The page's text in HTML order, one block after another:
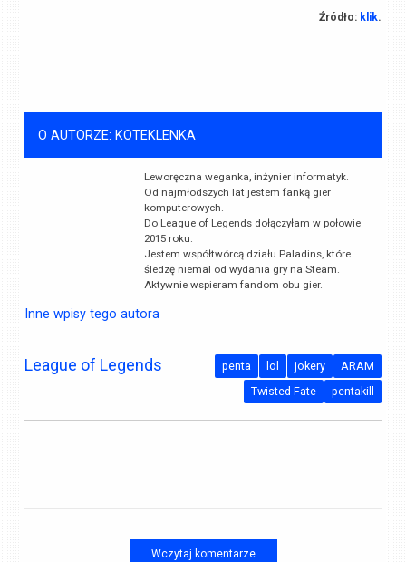
Źródło: klik.
O AUTORZE: KOTEKLENKA
Leworęczna weganka, inżynier informatyk.
Od najmłodszych lat jestem fanką gier
komputerowych.
Do League of Legends dołączyłam w połowie
2015 roku.
Jestem współtwórcą działu Paladins, które
śledzę niemal od wydania gry na Steam.
Aktywnie wspieram fandom obu gier.
Inne wpisy tego autora
League of Legends ARAM
jokery
lol
penta
pentakill
Twisted Fate
Wczytaj komentarze